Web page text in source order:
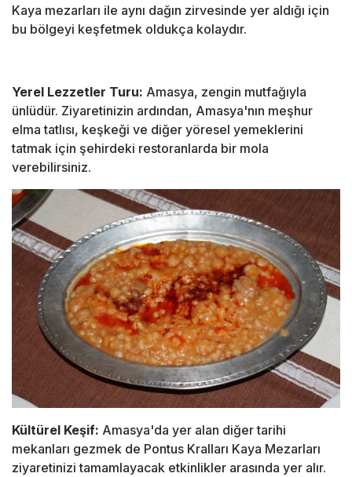
Kaya mezarları ile aynı dağın zirvesinde yer aldığı için
bu bölgeyi keşfetmek oldukça kolaydır.
Yerel Lezzetler Turu: Amasya, zengin mutfağıyla
ünlüdür. Ziyaretinizin ardından, Amasya'nın meşhur
elma tatlısı, keşkeği ve diğer yöresel yemeklerini
tatmak için şehirdeki restoranlarda bir mola
verebilirsiniz.
Kültürel Keşif: Amasya'da yer alan diğer tarihi
mekanları gezmek de Pontus Kralları Kaya Mezarları
ziyaretinizi tamamlayacak etkinlikler arasında yer alır.